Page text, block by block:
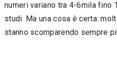
numeri variano tra 4-6mila fino
studi. Ma una cosa è certa:
stanno scomparendo sempre